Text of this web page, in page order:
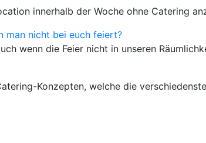
innerhalb der Woche ohne Catering
man nicht bei euch feiert?
wenn die Feier nicht in unseren
Konzepten, welche die